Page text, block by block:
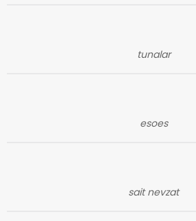
tunalar
esoes
sait nevzat